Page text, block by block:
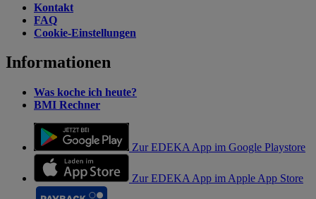
Kontakt
FAQ
Cookie-Einstellungen
Informationen
Was koche ich heute?
BMI Rechner
Zur EDEKA App im Google Playstore
Zur EDEKA App im Apple App Store